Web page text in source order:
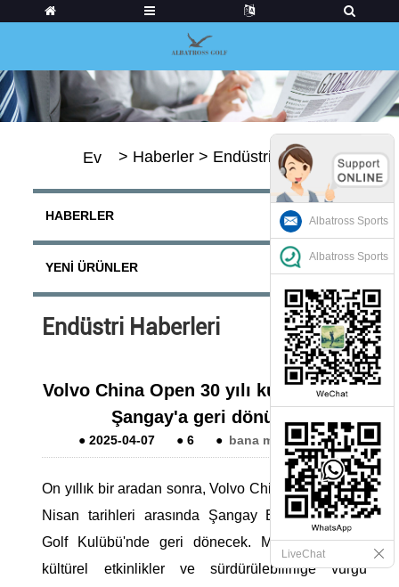
Ev > Haberler > Endüstri Haberleri
HABERLER
YENI ÜRÜNLER
Endüstri Haberleri
Volvo China Open 30 yılı kutlamak için
Şangay'a geri dönüyor
● 2025-04-07 ● 6 ● bana mesaj bırak
On yıllık bir aradan sonra, Volvo China Open 17-20
Nisan tarihleri ​​arasında Şangay Engelya Anting
Golf Kulübü'nde geri dönecek. Mükemmel golf,
kültürel etkinlikler ve sürdürülebilirliğe vurgu
Albatross Sports
Albatross Sports
LiveChat